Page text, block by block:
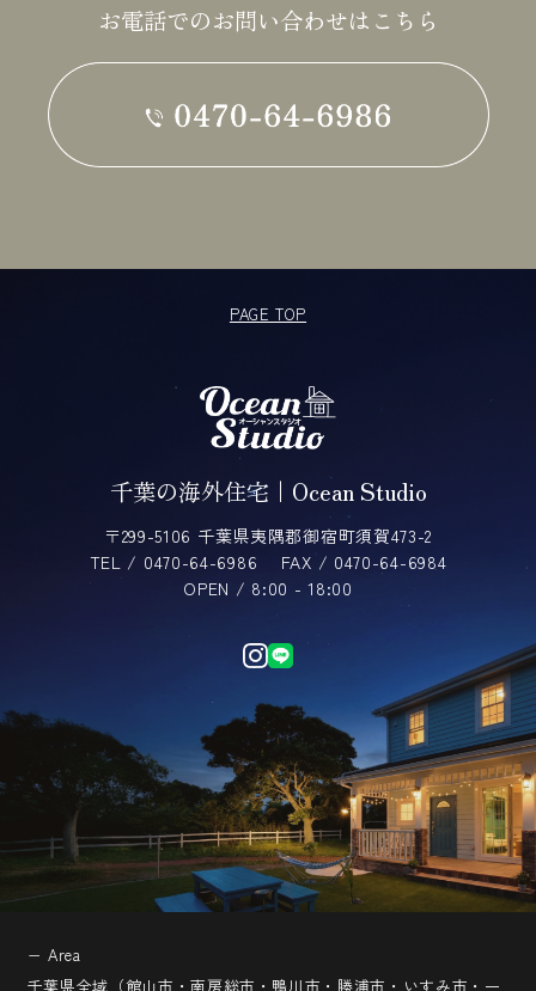
お電話でのお問い合わせはこちら
PAGE TOP
千葉の海外住宅｜Ocean Studio
〒299-5106 千葉県夷隅郡御宿町須賀473-2
TEL / 0470-64-6986
FAX / 0470-64-6984
OPEN / 8:00 - 18:00
− Area
千葉県全域（館山市・南房総市・鴨川市・勝浦市・いすみ市・一